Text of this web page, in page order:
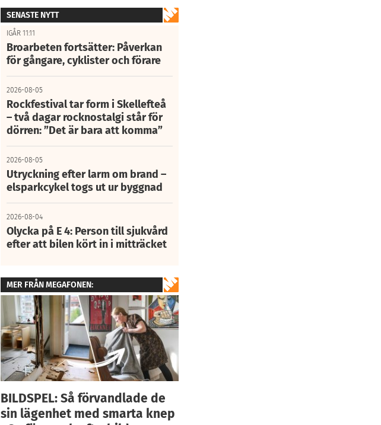
SENASTE NYTT
IGÅR 11:11
Broarbeten fortsätter: Påverkan
för gångare, cyklister och förare
2026-08-05
Rockfestival tar form i Skellefteå
– två dagar rocknostalgi står för
dörren: ”Det är bara att komma”
2026-08-05
Utryckning efter larm om brand –
elsparkcykel togs ut ur byggnad
2026-08-04
Olycka på E 4: Person till sjukvård
efter att bilen kört in i mitträcket
MER FRÅN MEGAFONEN:
BILDSPEL: Så förvandlade de
sin lägenhet med smarta knep